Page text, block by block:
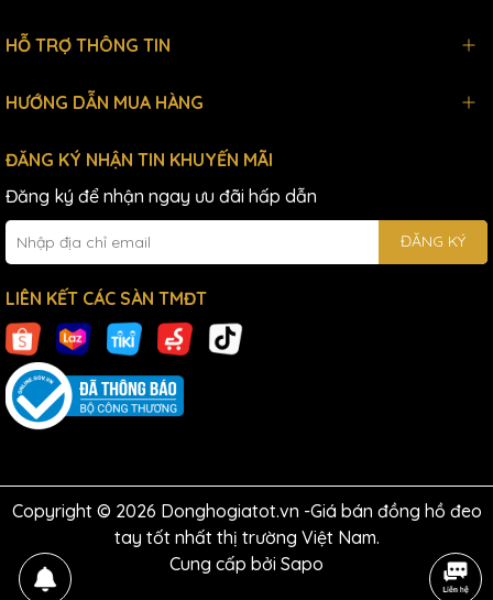
HỖ TRỢ THÔNG TIN
HƯỚNG DẪN MUA HÀNG
ĐĂNG KÝ NHẬN TIN KHUYẾN MÃI
Đăng ký để nhận ngay ưu đãi hấp dẫn
ĐĂNG KÝ
LIÊN KẾT CÁC SÀN TMĐT
Copyright © 2026 Donghogiatot.vn -Giá bán đồng hồ đeo
tay tốt nhất thị trường Việt Nam.
Cung cấp bởi Sapo